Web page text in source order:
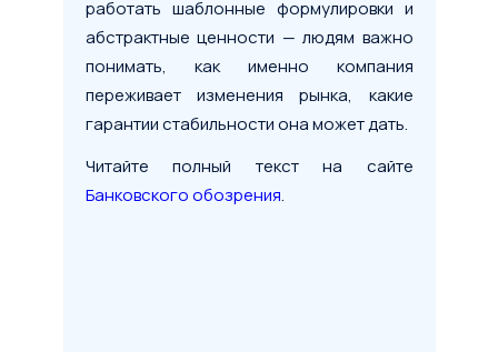
работать шаблонные формулировки и
абстрактные ценности — людям важно
понимать, как именно компания
переживает изменения рынка, какие
гарантии стабильности она может дать.
Читайте полный текст на сайте
Банковского обозрения.
сделки